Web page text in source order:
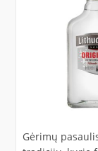
Gėrimų